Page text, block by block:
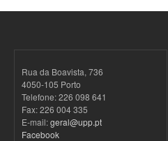
Rua da Boavista, 736
4050-105 Porto
Telefone: 226 098 641
Fax: 226 004 335
E-mail:geral@upp.pt
Facebook